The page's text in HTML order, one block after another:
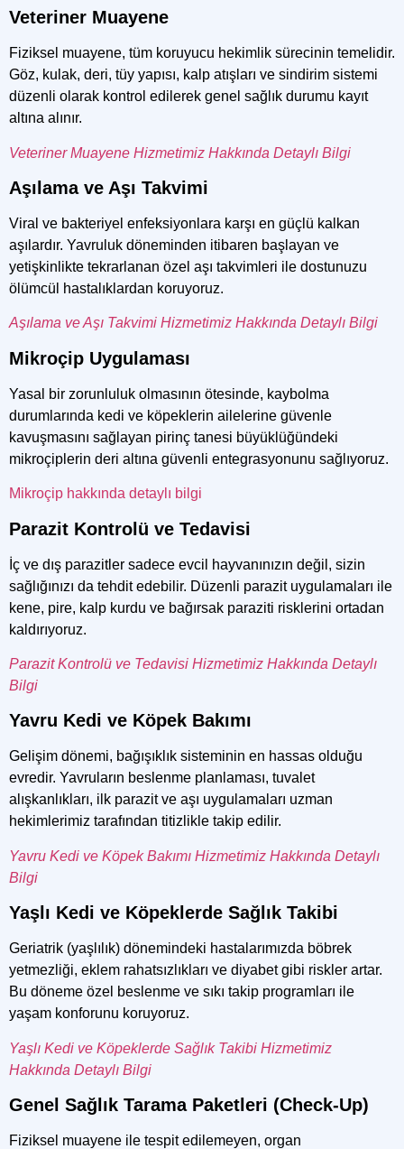
Veteriner Muayene
Fiziksel muayene, tüm koruyucu hekimlik sürecinin temelidir.
Göz, kulak, deri, tüy yapısı, kalp atışları ve sindirim sistemi
düzenli olarak kontrol edilerek genel sağlık durumu kayıt
altına alınır.
Veteriner Muayene Hizmetimiz Hakkında Detaylı Bilgi
Aşılama ve Aşı Takvimi
Viral ve bakteriyel enfeksiyonlara karşı en güçlü kalkan
aşılardır. Yavruluk döneminden itibaren başlayan ve
yetişkinlikte tekrarlanan özel aşı takvimleri ile dostunuzu
ölümcül hastalıklardan koruyoruz.
Aşılama ve Aşı Takvimi Hizmetimiz Hakkında Detaylı Bilgi
Mikroçip Uygulaması
Yasal bir zorunluluk olmasının ötesinde, kaybolma
durumlarında kedi ve köpeklerin ailelerine güvenle
kavuşmasını sağlayan pirinç tanesi büyüklüğündeki
mikroçiplerin deri altına güvenli entegrasyonunu sağlıyoruz.
Mikroçip hakkında detaylı bilgi
Parazit Kontrolü ve Tedavisi
İç ve dış parazitler sadece evcil hayvanınızın değil, sizin
sağlığınızı da tehdit edebilir. Düzenli parazit uygulamaları ile
kene, pire, kalp kurdu ve bağırsak paraziti risklerini ortadan
kaldırıyoruz.
Parazit Kontrolü ve Tedavisi Hizmetimiz Hakkında Detaylı
Bilgi
Yavru Kedi ve Köpek Bakımı
Gelişim dönemi, bağışıklık sisteminin en hassas olduğu
evredir. Yavruların beslenme planlaması, tuvalet
alışkanlıkları, ilk parazit ve aşı uygulamaları uzman
hekimlerimiz tarafından titizlikle takip edilir.
Yavru Kedi ve Köpek Bakımı Hizmetimiz Hakkında Detaylı
Bilgi
Yaşlı Kedi ve Köpeklerde Sağlık Takibi
Geriatrik (yaşlılık) dönemindeki hastalarımızda böbrek
yetmezliği, eklem rahatsızlıkları ve diyabet gibi riskler artar.
Bu döneme özel beslenme ve sıkı takip programları ile
yaşam konforunu koruyoruz.
Yaşlı Kedi ve Köpeklerde Sağlık Takibi Hizmetimiz
Hakkında Detaylı Bilgi
Genel Sağlık Tarama Paketleri (Check-Up)
Fiziksel muayene ile tespit edilemeyen, organ